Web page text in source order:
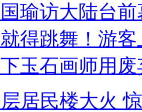
瑜访大陆台
得跳舞！游客
玉石画师用
层居民楼大火